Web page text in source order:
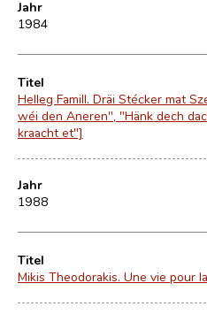
Jahr
1984
Titel
Helleg Famill. Dräi Stécker mat
wéi den Aneren", "Hänk dech
kraacht et"]
Jahr
1988
Titel
Mikis Theodorakis. Une vie pour